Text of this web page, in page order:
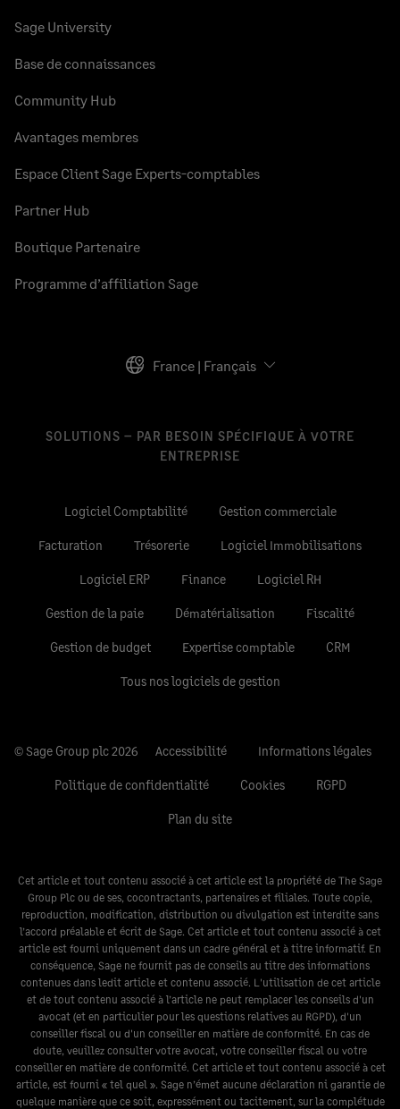
Sage University
Base de connaissances
Community Hub
Avantages membres
Espace Client Sage Experts-comptables
Partner Hub
Boutique Partenaire
Programme d’affiliation Sage
France | Français
SOLUTIONS – PAR BESOIN SPÉCIFIQUE À VOTRE
ENTREPRISE
Logiciel Comptabilité Gestion commerciale
Facturation Trésorerie Logiciel Immobilisations
Logiciel ERP Finance Logiciel RH
Gestion de la paie Dématérialisation Fiscalité
Gestion de budget Expertise comptable CRM
Tous nos logiciels de gestion
© Sage Group plc 2026 Accessibilité Informations légales
Politique de confidentialité Cookies RGPD
Plan du site
Cet article et tout contenu associé à cet article est la propriété de The Sage
Group Plc ou de ses, cocontractants, partenaires et filiales. Toute copie,
reproduction, modification, distribution ou divulgation est interdite sans
l’accord préalable et écrit de Sage. Cet article et tout contenu associé à cet
article est fourni uniquement dans un cadre général et à titre informatif. En
conséquence, Sage ne fournit pas de conseils au titre des informations
contenues dans ledit article et contenu associé. L'utilisation de cet article
et de tout contenu associé à l’article ne peut remplacer les conseils d'un
avocat (et en particulier pour les questions relatives au RGPD), d'un
conseiller fiscal ou d'un conseiller en matière de conformité. En cas de
doute, veuillez consulter votre avocat, votre conseiller fiscal ou votre
conseiller en matière de conformité. Cet article et tout contenu associé à cet
article, est fourni « tel quel ». Sage n’émet aucune déclaration ni garantie de
quelque manière que ce soit, expressément ou tacitement, sur la complétude